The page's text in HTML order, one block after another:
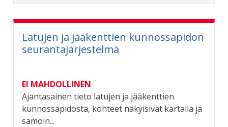
Latujen ja jääkenttien kunnossapidon
seurantajärjestelmä
EI MAHDOLLINEN
Ajantasainen tieto latujen ja jääkenttien
kunnossapidosta, kohteet näkyisivät kartalla ja
samoin...